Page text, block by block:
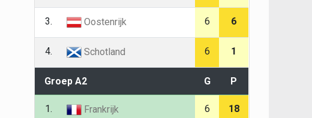
3. Oostenrijk 6 6
4. Schotland 6 1
Groep A2 G P
1. Frankrijk 6 18